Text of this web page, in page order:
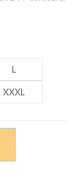
L
XXXL